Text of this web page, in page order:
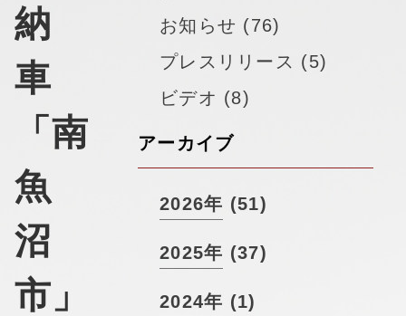
新着情報
採用情報
納
車
「南
魚
沼
市」
お知らせ (76)
プレスリリース (5)
ビデオ (8)
アーカイブ
2026年 (51)
2025年 (37)
2024年 (1)